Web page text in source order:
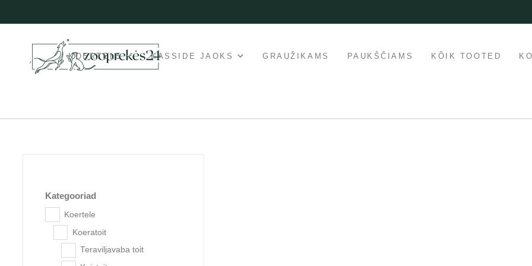
KOERTELE KASSIDE JAOKS GRAUŽIKAMS PAUKŠČIAMS KÕIK TOOTED
Kategooriad
Koertele
Koeratoit
Teraviljavaba toit